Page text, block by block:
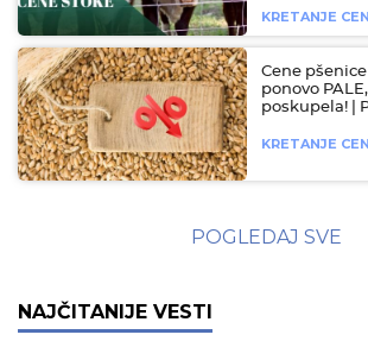
KRETANJE
Cene
ponovo
poskupela! |
KRETANJE
POGLEDAJ SVE
NAJČITANIJE VESTI